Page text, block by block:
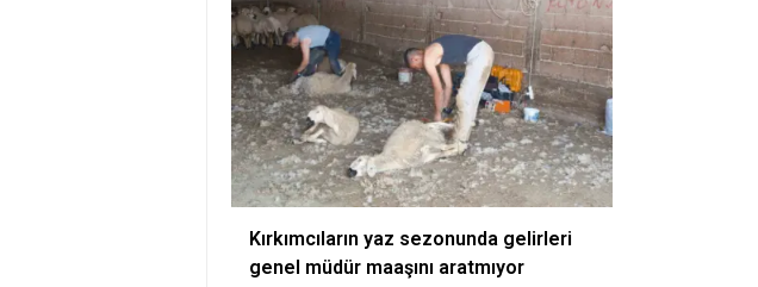
Kırkımcıların yaz sezonunda gelirleri
genel müdür maaşını aratmıyor